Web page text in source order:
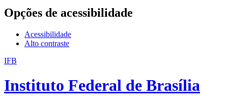
Opções de acessibilidade
Acessibilidade
Alto contraste
IFB
Instituto Federal de Brasília